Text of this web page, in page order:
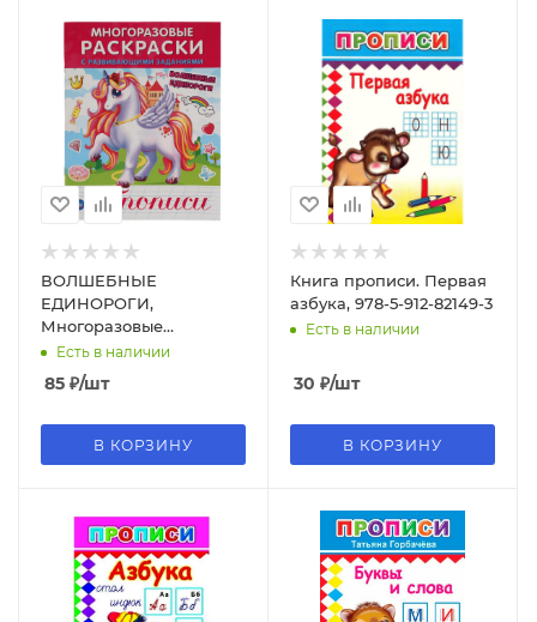
ВОЛШЕБНЫЕ
ЕДИНОРОГИ,
Многоразовые
раскраски с
развивающими
заданиями, 200х260 мм,
Есть в наличии
85 ₽/шт
В КОРЗИНУ
Книга прописи. Первая
азбука, 978-5-912-82149-3
Есть в наличии
30 ₽/шт
В КОРЗИНУ